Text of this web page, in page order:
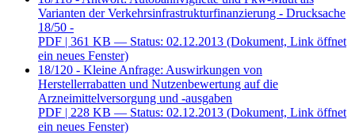
Varianten der Verkehrsinfrastrukturfinanzierung - Drucksache
18/50 -
PDF | 361 KB — Status: 02.12.2013 (Dokument, Link öffnet
ein neues Fenster)
18/120 - Kleine Anfrage: Auswirkungen von
Herstellerrabatten und Nutzenbewertung auf die
Arzneimittelversorgung und -ausgaben
PDF | 228 KB — Status: 02.12.2013 (Dokument, Link öffnet
ein neues Fenster)